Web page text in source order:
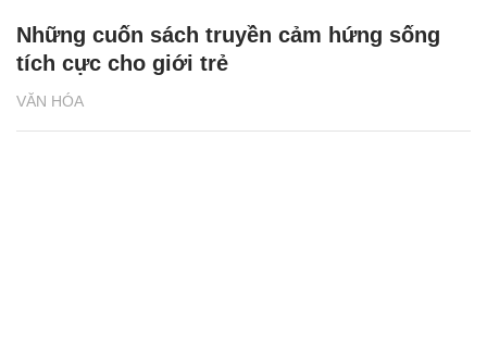
VĂN HÓA
Những cuốn sách truyền cảm hứng sống
tích cực cho giới trẻ